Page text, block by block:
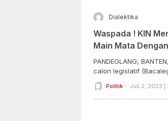
Dialektika
Waspada ! KIN
Main Mata
PANDEGLANG,
calon legislatif
Politik Juli 2, 2023 |